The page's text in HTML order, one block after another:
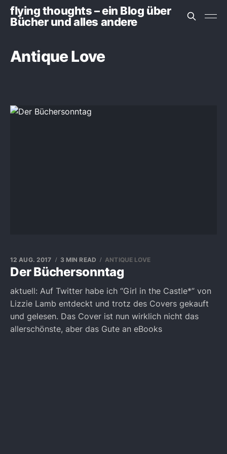
flying thoughts – ein Blog über
Bücher und alles andere
Antique Love
Der Büchersonntag
12 AUG. 2017 3 MIN READ ANTIQUE LOVE
aktuell: Auf Twitter habe ich “Girl in the Castle*” von
Lizzie Lamb entdeckt und trotz des Covers gekauft
und gelesen. Das Cover ist nun wirklich nicht das
allerschönste, aber das Gute an eBooks